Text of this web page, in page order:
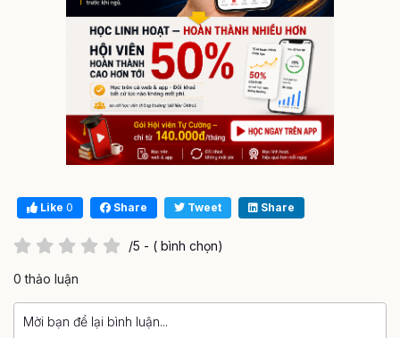
Like 0 Share Tweet Share
/5 - ( bình chọn)
0 thảo luận